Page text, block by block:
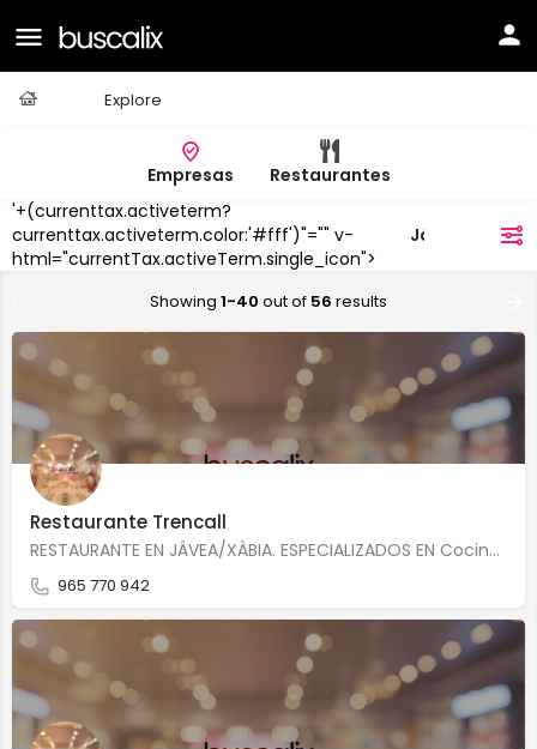
Explore
Empresas
Restaurantes
'+(currenttax.activeterm?
currenttax.activeterm.color:'#fff')"="" v-
html="currentTax.activeTerm.single_icon">
Jávea/Xàbia
Showing 1-40 out of 56 results
Restaurante Trencall
RESTAURANTE EN JÁVEA/XÀBIA. ESPECIALIZADOS EN Cocina mediterráneaCocina de mercado Precio medio:…
965 770 942